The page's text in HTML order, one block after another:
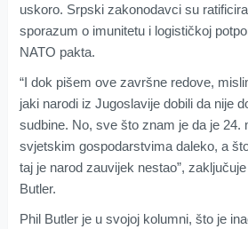
uskoro. Srpski zakonodavci su
sporazum o imunitetu i logističkoj
NATO pakta.
“I dok pišem ove završne redove,
jaki narodi iz Jugoslavije dobili da nije
sudbine. No, sve što znam je da je 24.
svjetskim gospodarstvima daleko, a
taj je narod zauvijek nestao”,
Butler.
Phil Butler je u svojoj kolumni, što je